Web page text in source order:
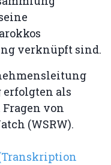
verknüpft sind.
als
von
(WSRW).